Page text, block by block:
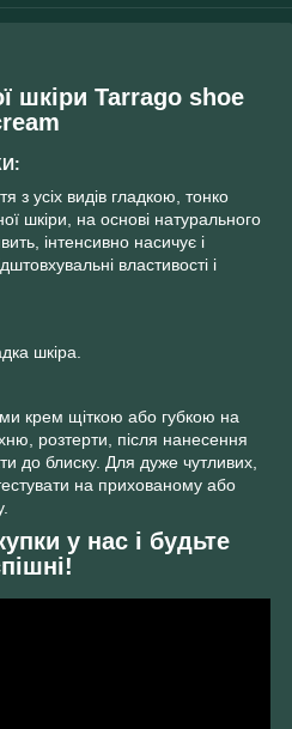
шкіри Tarrago shoe
з усіх видів гладкою, тонко
шкіри, на основі натурального
інтенсивно насичує і
властивості і
шкіра.
крем щіткою або губкою на
розтерти, після нанесення
до блиску. Для дуже чутливих,
на прихованому або
у нас і будьте